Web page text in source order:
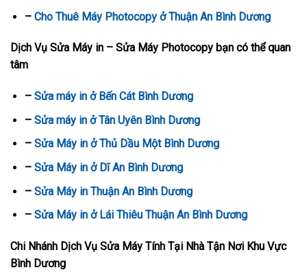
– Cho Thuê Máy Photocopy ở Thuận An Bình Dương
Dịch Vụ Sửa Máy in – Sửa Máy Photocopy bạn có thể quan
tâm
– Sửa máy in ở Bến Cát Bình Dương
– Sửa máy in ở Tân Uyên Bình Dương
– Sửa Máy in ở Thủ Dầu Một Bình Dương
– Sửa Máy in ở Dĩ An Bình Dương
– Sửa Máy in Thuận An Bình Dương
– Sửa Máy in ở Lái Thiêu Thuận An Bình Dương
Chi Nhánh Dịch Vụ Sửa Máy Tính Tại Nhà Tận Nơi Khu Vực
Bình Dương